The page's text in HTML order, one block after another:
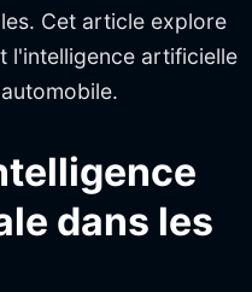
Cet article explore
l'intelligence artificielle
dans les